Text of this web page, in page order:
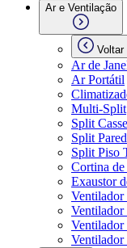
Ar e Ventilação
Voltar
Ar de
Ar Portátil
Multi-Split
Split
Split
Split Piso
Cortina
Exaustor
Ventilador
Ventilador
Ventilador
Ventilador